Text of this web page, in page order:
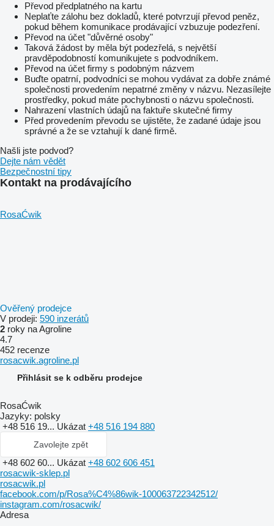
Převod předplatného na kartu
Neplaťte zálohu bez dokladů, které potvrzují převod peněz,
pokud během komunikace prodávající vzbuzuje podezření.
Převod na účet "důvěrné osoby"
Taková žádost by měla být podezřelá, s největší
pravděpodobností komunikujete s podvodníkem.
Převod na účet firmy s podobným názvem
Buďte opatrní, podvodníci se mohou vydávat za dobře známé
společnosti provedením nepatrné změny v názvu. Nezasílejte
prostředky, pokud máte pochybnosti o názvu společnosti.
Nahrazení vlastních údajů na faktuře skutečné firmy
Před provedením převodu se ujistěte, že zadané údaje jsou
správné a že se vztahují k dané firmě.
Našli jste podvod?
Dejte nám vědět
Bezpečnostní tipy
Kontakt na prodávajícího
RosaĆwik
Ověřený prodejce
V prodeji: 590 inzerátů
2 roky na Agroline
4.7
452 recenze
rosacwik.agroline.pl
Přihlásit se k odběru prodejce
RosaĆwik
Jazyky: polsky
+48 516 19... Ukázat +48 516 194 880
Zavolejte zpět
+48 602 60... Ukázat +48 602 606 451
rosacwik-sklep.pl
rosacwik.pl
facebook.com/p/Rosa%C4%86wik-100063722342512/
instagram.com/rosacwik/
Adresa